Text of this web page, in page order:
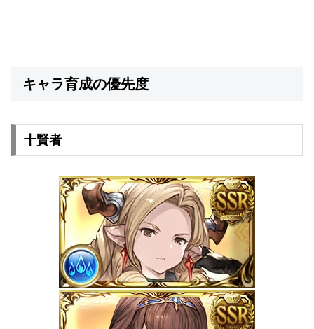
キャラ育成の優先度
十賢者